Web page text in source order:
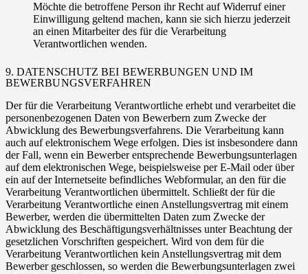
Möchte die betroffene Person ihr Recht auf Widerruf einer
Einwilligung geltend machen, kann sie sich hierzu jederzeit
an einen Mitarbeiter des für die Verarbeitung
Verantwortlichen wenden.
9. DATENSCHUTZ BEI BEWERBUNGEN UND IM
BEWERBUNGSVERFAHREN
Der für die Verarbeitung Verantwortliche erhebt und verarbeitet die
personenbezogenen Daten von Bewerbern zum Zwecke der
Abwicklung des Bewerbungsverfahrens. Die Verarbeitung kann
auch auf elektronischem Wege erfolgen. Dies ist insbesondere dann
der Fall, wenn ein Bewerber entsprechende Bewerbungsunterlagen
auf dem elektronischen Wege, beispielsweise per E-Mail oder über
ein auf der Internetseite befindliches Webformular, an den für die
Verarbeitung Verantwortlichen übermittelt. Schließt der für die
Verarbeitung Verantwortliche einen Anstellungsvertrag mit einem
Bewerber, werden die übermittelten Daten zum Zwecke der
Abwicklung des Beschäftigungsverhältnisses unter Beachtung der
gesetzlichen Vorschriften gespeichert. Wird von dem für die
Verarbeitung Verantwortlichen kein Anstellungsvertrag mit dem
Bewerber geschlossen, so werden die Bewerbungsunterlagen zwei